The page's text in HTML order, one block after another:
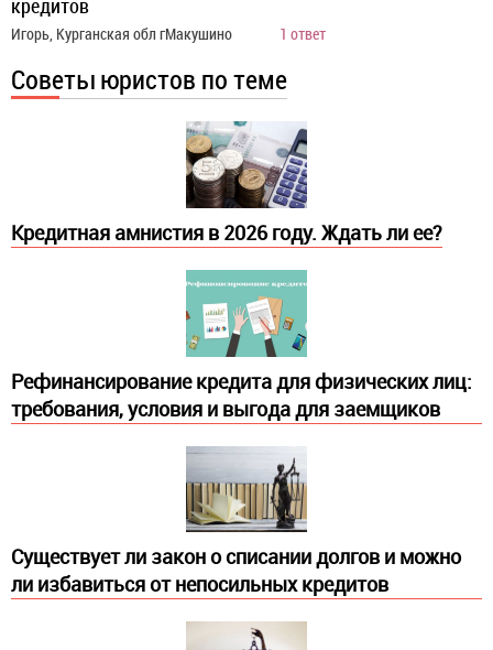
кредитов
Игорь, Курганская обл гМакушино 1 ответ
Советы юристов по теме
Кредитная амнистия в 2026 году. Ждать ли ее?
Рефинансирование кредита для физических лиц:
требования, условия и выгода для заемщиков
Существует ли закон о списании долгов и можно
ли избавиться от непосильных кредитов